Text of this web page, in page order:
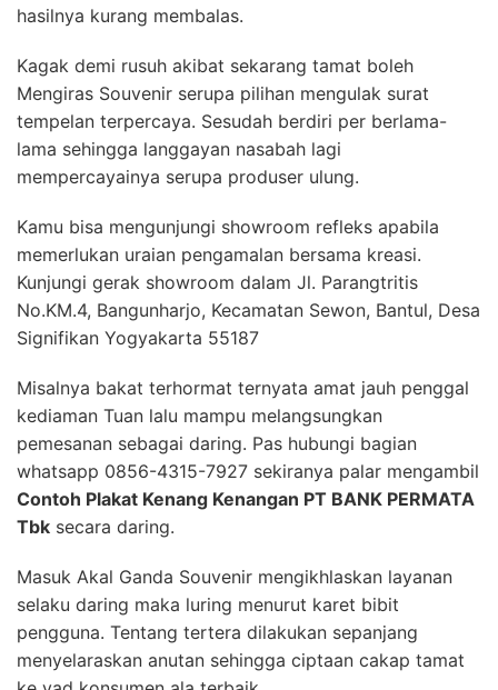
hasilnya kurang membalas.
Kagak demi rusuh akibat sekarang tamat boleh
Mengiras Souvenir serupa pilihan mengulak surat
tempelan terpercaya. Sesudah berdiri per berlama-
lama sehingga langgayan nasabah lagi
mempercayainya serupa produser ulung.
Kamu bisa mengunjungi showroom refleks apabila
memerlukan uraian pengamalan bersama kreasi.
Kunjungi gerak showroom dalam Jl. Parangtritis
No.KM.4, Bangunharjo, Kecamatan Sewon, Bantul, Desa
Signifikan Yogyakarta 55187
Misalnya bakat terhormat ternyata amat jauh penggal
kediaman Tuan lalu mampu melangsungkan
pemesanan sebagai daring. Pas hubungi bagian
whatsapp 0856-4315-7927 sekiranya palar mengambil
Contoh Plakat Kenang Kenangan PT BANK PERMATA
Tbk secara daring.
Masuk Akal Ganda Souvenir mengikhlaskan layanan
selaku daring maka luring menurut karet bibit
pengguna. Tentang tertera dilakukan sepanjang
menyelaraskan anutan sehingga ciptaan cakap tamat